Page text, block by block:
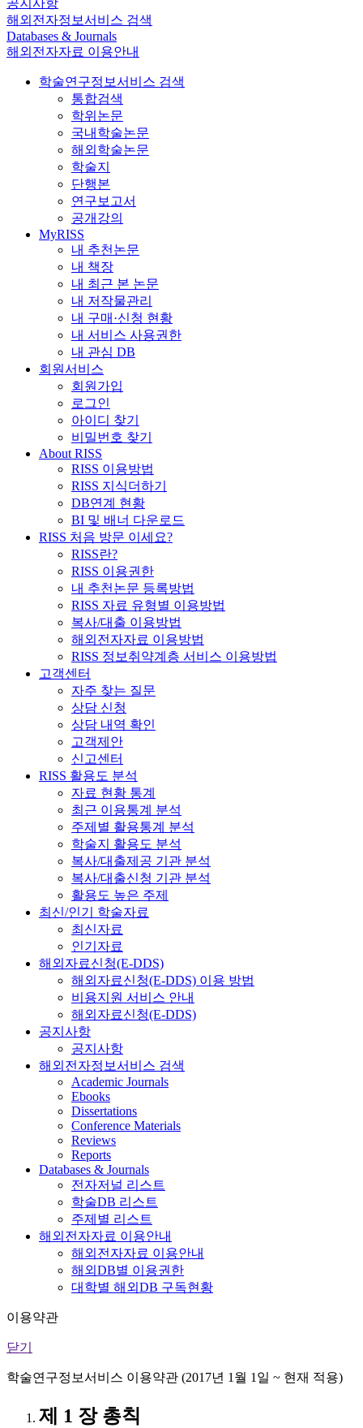
공지사항
해외전자정보서비스 검색
Databases & Journals
해외전자자료 이용안내
학술연구정보서비스 검색
통합검색
학위논문
국내학술논문
해외학술논문
학술지
단행본
연구보고서
공개강의
MyRISS
내 추천논문
내 책장
내 최근 본 논문
내 저작물관리
내 구매·신청 현황
내 서비스 사용권한
내 관심 DB
회원서비스
회원가입
로그인
아이디 찾기
비밀번호 찾기
About RISS
RISS 이용방법
RISS 지식더하기
DB연계 현황
BI 및 배너 다운로드
RISS 처음 방문 이세요?
RISS란?
RISS 이용권한
내 추천논문 등록방법
RISS 자료 유형별 이용방법
복사/대출 이용방법
해외전자자료 이용방법
RISS 정보취약계층 서비스 이용방법
고객센터
자주 찾는 질문
상담 신청
상담 내역 확인
고객제안
신고센터
RISS 활용도 분석
자료 현황 통계
최근 이용통계 분석
주제별 활용통계 분석
학술지 활용도 분석
복사/대출제공 기관 분석
복사/대출신청 기관 분석
활용도 높은 주제
최신/인기 학술자료
최신자료
인기자료
해외자료신청(E-DDS)
해외자료신청(E-DDS) 이용 방법
비용지원 서비스 안내
해외자료신청(E-DDS)
공지사항
공지사항
해외전자정보서비스 검색
Academic Journals
Ebooks
Dissertations
Conference Materials
Reviews
Reports
Databases & Journals
전자저널 리스트
학술DB 리스트
주제별 리스트
해외전자자료 이용안내
해외전자자료 이용안내
해외DB별 이용권한
대학별 해외DB 구독현황
이용약관
닫기
학술연구정보서비스 이용약관 (2017년 1월 1일 ~ 현재 적용)
제 1 장 총칙